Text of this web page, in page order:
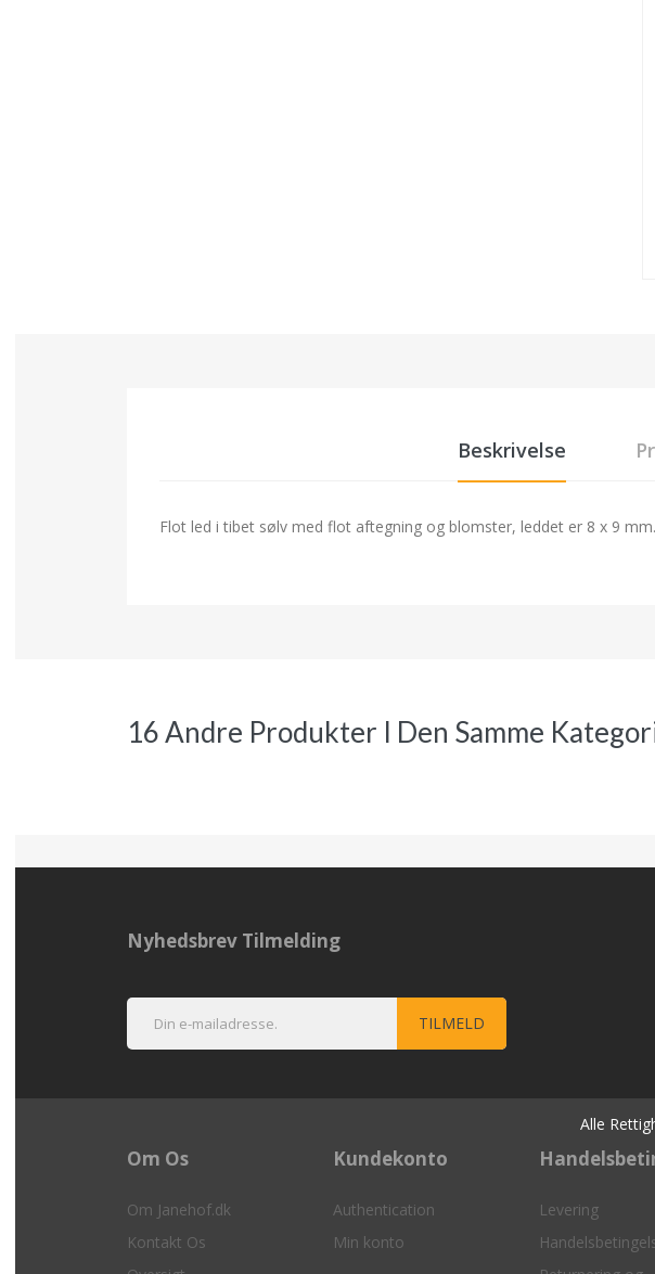
Beskrivelse
Flot led i tibet sølv med flot aftegning og blomster, leddet er 8 x 9
16 Andre Produkter I Den Samme
Nyhedsbrev Tilmelding
Alle
Om Os
Om Janehof.dk
Kontakt Os
Kundekonto
Authentication
Min konto
Levering